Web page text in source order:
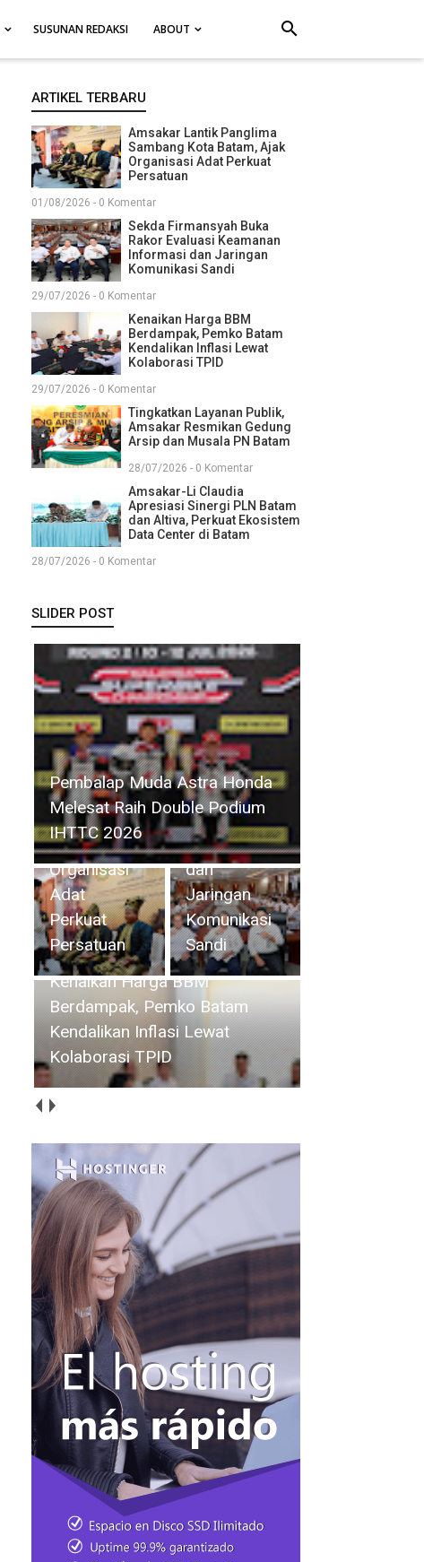
SUSUNAN REDAKSI ABOUT search
ARTIKEL TERBARU
Amsakar Lantik Panglima
Sambang Kota Batam, Ajak
Organisasi Adat Perkuat
Persatuan
01/08/2026 - 0 Komentar
Sekda Firmansyah Buka
Rakor Evaluasi Keamanan
Informasi dan Jaringan
Komunikasi Sandi
29/07/2026 - 0 Komentar
Kenaikan Harga BBM
Berdampak, Pemko Batam
Kendalikan Inflasi Lewat
Kolaborasi TPID
29/07/2026 - 0 Komentar
Tingkatkan Layanan Publik,
Amsakar Resmikan Gedung
Arsip dan Musala PN Batam
28/07/2026 - 0 Komentar
Amsakar-Li Claudia
Apresiasi Sinergi PLN Batam
dan Altiva, Perkuat Ekosistem
Data Center di Batam
28/07/2026 - 0 Komentar
SLIDER POST
Amsakar Lantik
Panglima Sambang Kota
Batam, Ajak Organisasi
Adat Perkuat Persatuan
Sekda
Firmansyah
Buka Rakor
Evaluasi
Keamanan
Informasi
dan
Jaringan
Komunikasi
Sandi
Kenaikan Harga
BBM Berdampak,
Pemko Batam
Kendalikan Inflasi
Lewat Kolaborasi
TPID
Tingkatkan Layanan Publik,
Amsakar Resmikan Gedung
Arsip dan Musala PN Batam